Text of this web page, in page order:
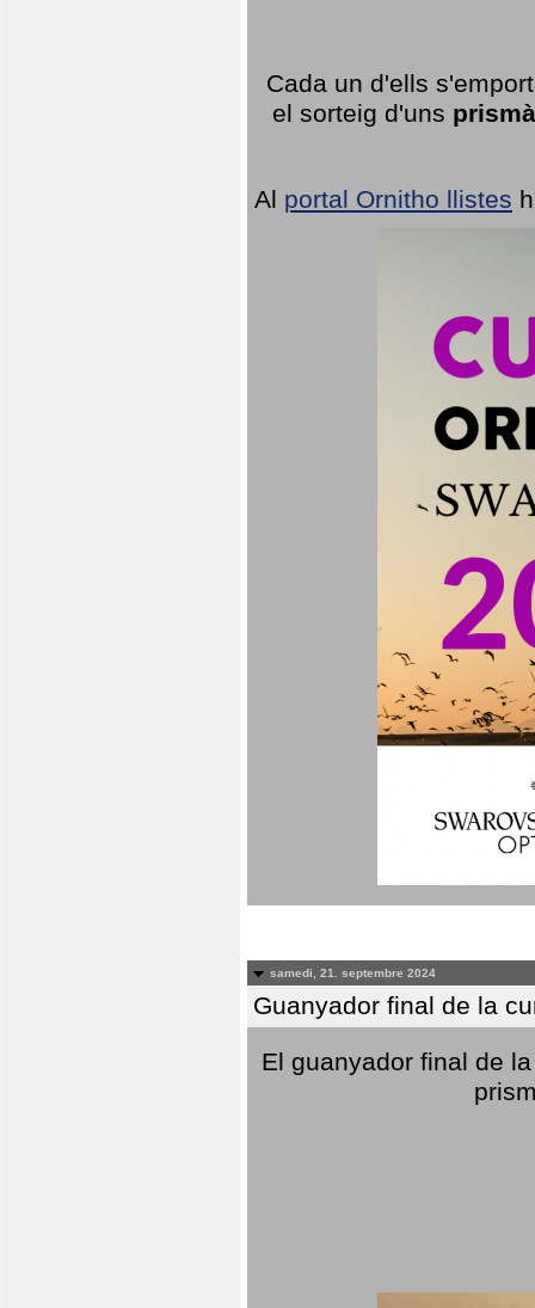
Cada un d'ells
el sorteig d'uns
Al portal Ornitho llistes
samedi, 21. septembre 2024
Guanyador final de la
El guanyador final de